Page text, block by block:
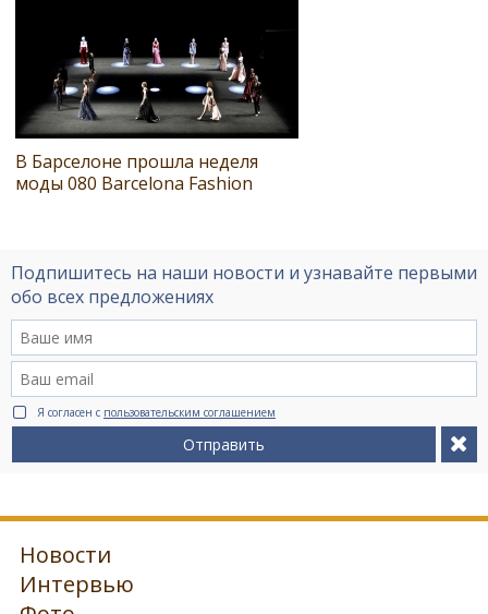
В Барселоне прошла неделя
моды 080 Barcelona Fashion
Подпишитесь на наши новости и узнавайте первыми
обо всех предложениях
Я согласен с пользовательским соглашением
Отправить
Новости
Интервью